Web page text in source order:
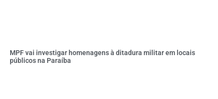
MPF vai investigar homenagens à ditadura militar em locais
públicos na Paraíba